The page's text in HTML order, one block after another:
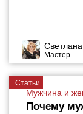
Мастер
Статьи
Мужчина и
Почему